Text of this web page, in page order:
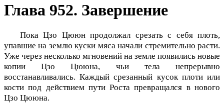
Глава 952. Завершение
Пока Цзо Цююн продолжал срезать с себя плоть,
упавшие на землю куски мяса начали стремительно расти.
Уже через несколько мгновений на земле появились новые
копии Цзо Цююна, чьи тела непрерывно
восстанавливались. Каждый срезанный кусок плоти или
кости под действием пути Роста превращался в нового
Цзо Цююна.